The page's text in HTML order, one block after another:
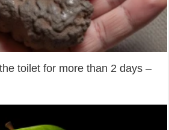
toilet for more than 2 days –